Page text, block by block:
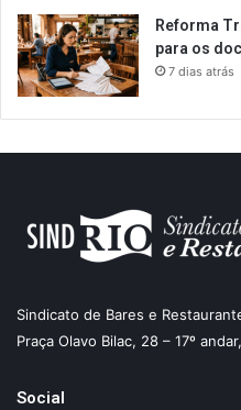
Reforma
para os
7 dias atrás
Sindicato de Bares e
Praça Olavo Bilac, 28 – 17º
Social